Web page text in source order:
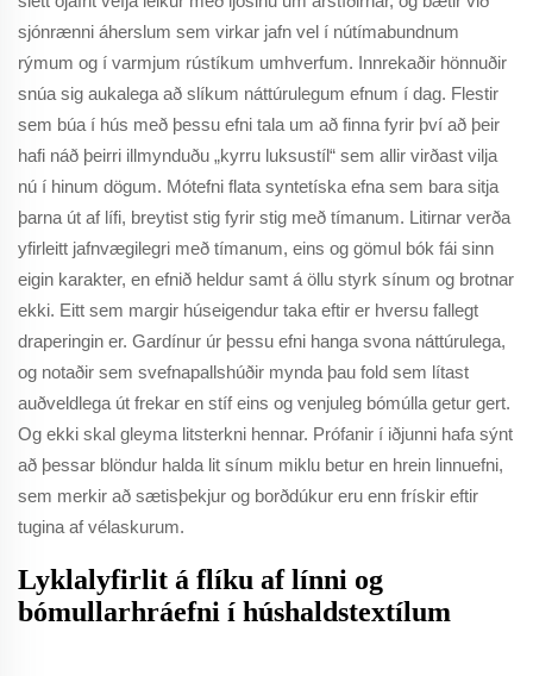
sjónrænni áherslum sem virkar jafn vel í nútímabundnum
rýmum og í varmjum rústíkum umhverfum. Innrekaðir hönnuðir
snúa sig aukalega að slíkum náttúrulegum efnum í dag. Flestir
sem búa í hús með þessu efni tala um að finna fyrir því að þeir
hafi náð þeirri illmynduðu „kyrru luksustíl“ sem allir virðast vilja
nú í hinum dögum. Mótefni flata syntetíska efna sem bara sitja
þarna út af lífi, breytist stig fyrir stig með tímanum. Litirnar verða
yfirleitt jafnvægilegri með tímanum, eins og gömul bók fái sinn
eigin karakter, en efnið heldur samt á öllu styrk sínum og brotnar
ekki. Eitt sem margir húseigendur taka eftir er hversu fallegt
draperingin er. Gardínur úr þessu efni hanga svona náttúrulega,
og notaðir sem svefnapallshúðir mynda þau fold sem lítast
auðveldlega út frekar en stíf eins og venjuleg bómúlla getur gert.
Og ekki skal gleyma litsterkni hennar. Prófanir í iðjunni hafa sýnt
að þessar blöndur halda lit sínum miklu betur en hrein linnuefni,
sem merkir að sætisþekjur og borðdúkur eru enn frískir eftir
tugina af vélaskurum.
Lyklalyfirlit á flíku af línni og
bómullarhráefni í húshaldstextílum